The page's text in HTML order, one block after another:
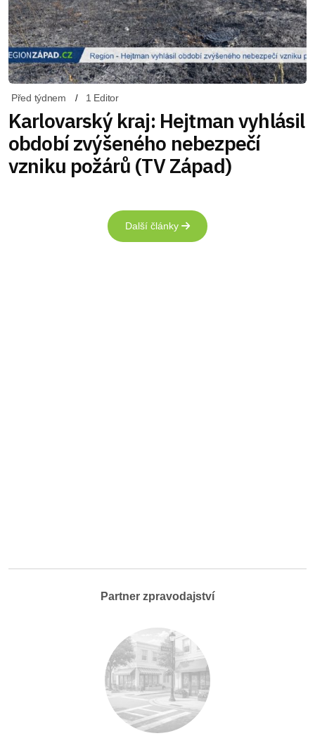
Před týdnem 1 Editor
Karlovarský kraj: Hejtman vyhlásil
období zvýšeného nebezpečí
vzniku požárů (TV Západ)
Další články
Partner zpravodajství